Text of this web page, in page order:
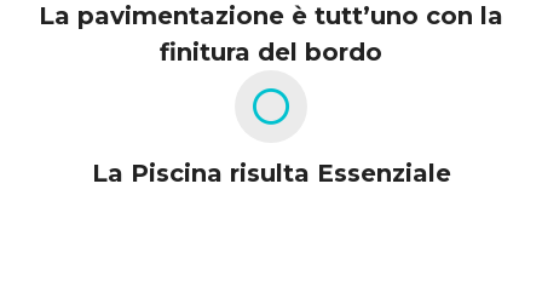
La pavimentazione è tutt’uno con la
finitura del bordo
La Piscina risulta Essenziale